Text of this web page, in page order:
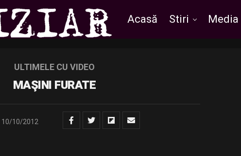
Acasă Stiri Media
ULTIMELE CU VIDEO
MAŞINI FURATE
10/10/2012